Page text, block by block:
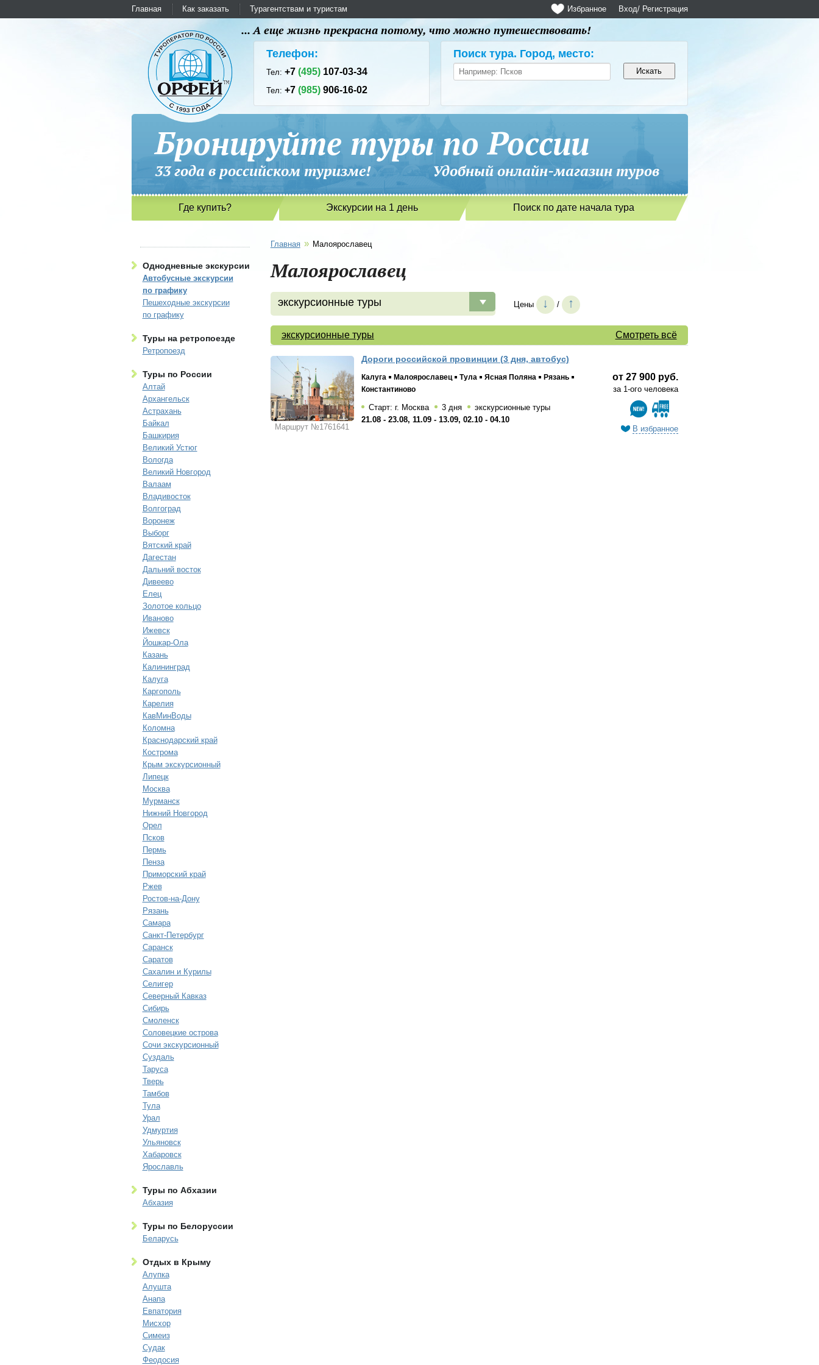
Главная Как заказать Турагентствам и туристам Вход/ Регистрация
Избранное
... А еще жизнь прекрасна потому, что можно путешествовать!
Телефон:
Тел:+7(495) 107-03-34
Тел:+7(985) 906-16-02
Поиск тура. Город, место:
Бронируйте туры по России
33 года в российском туризме! Удобный онлайн-магазин туров
Где купить? Экскурсии на 1 день Поиск по дате начала тура
Однодневные экскурсии
Автобусные экскурсии
по графику
Пешеходные экскурсии
по графику
Туры на ретропоезде
Ретропоезд
Туры по России
Алтай
Архангельск
Астрахань
Байкал
Башкирия
Великий Устюг
Вологда
Великий Новгород
Валаам
Владивосток
Волгоград
Воронеж
Выборг
Вятский край
Дагестан
Дальний восток
Дивеево
Елец
Золотое кольцо
Иваново
Ижевск
Йошкар-Ола
Казань
Калининград
Калуга
Каргополь
Карелия
КавМинВоды
Коломна
Краснодарский край
Кострома
Крым экскурсионный
Липецк
Москва
Мурманск
Нижний Новгород
Орел
Псков
Пермь
Пенза
Приморский край
Ржев
Ростов-на-Дону
Рязань
Самара
Санкт-Петербург
Саранск
Саратов
Сахалин и Курилы
Селигер
Северный Кавказ
Сибирь
Смоленск
Соловецкие острова
Сочи экскурсионный
Суздаль
Таруса
Тверь
Тамбов
Тула
Урал
Удмуртия
Ульяновск
Хабаровск
Ярославль
Туры по Абхазии
Абхазия
Туры по Белоруссии
Беларусь
Отдых в Крыму
Алупка
Алушта
Анапа
Евпатория
Мисхор
Симеиз
Судак
Феодосия
Главная » Малоярославец
Малоярославец
экскурсионные туры Цены ↓ / ↑
экскурсионные туры Смотреть всё
Маршрут №1761641
Дороги российской провинции (3 дня, автобус)
Калуга Малоярославец Тула Ясная Поляна
Рязань
Константиново
Старт: г. Москва 3 дня
экскурсионные туры
21.08 - 23.08, 11.09 - 13.09, 02.10 - 04.10
от 27 900 руб.
за 1-ого человека
В избранное